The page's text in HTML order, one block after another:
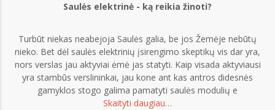
Saulės elektrinė - ką reikia žinoti?
Turbūt niekas neabejoja Saulės galia, be jos Žemėje nebūtų
nieko. Bet dėl saulės elektrinių įsirengimo skeptikų vis dar yra,
nors verslas jau aktyviai ėmė jas statyti. Kaip visada aktyviausi
yra stambūs verslininkai, jau kone ant kas antros didesnės
gamyklos stogo galima pamatyti saulės modulių e
Skaityti daugiau…